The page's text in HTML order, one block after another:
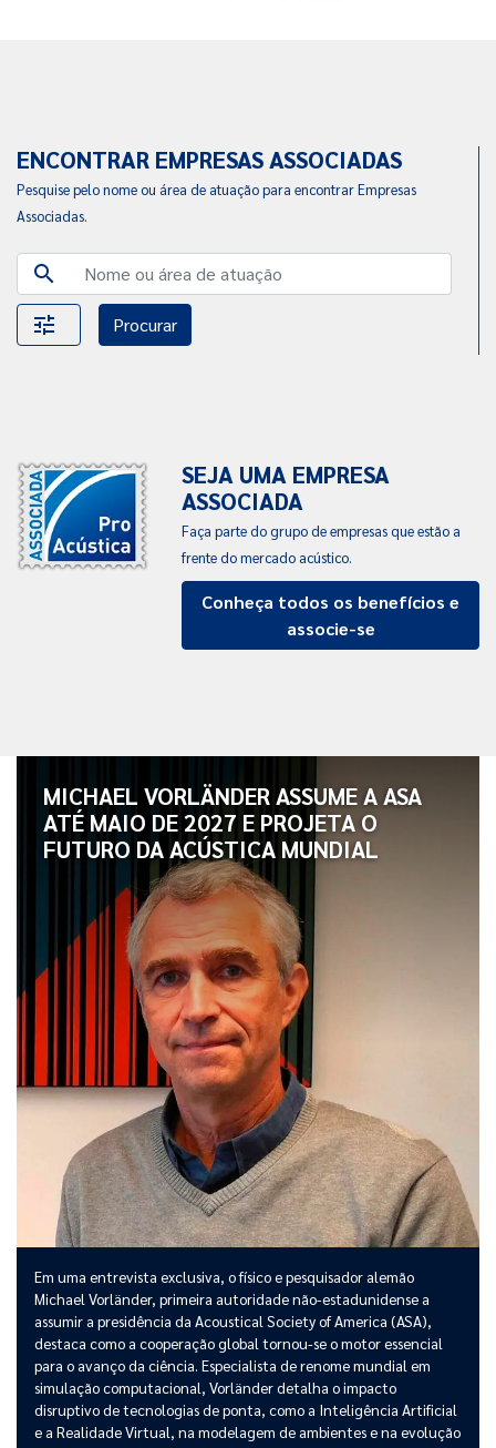
ENCONTRAR EMPRESAS ASSOCIADAS
Pesquise pelo nome ou área de atuação para encontrar Empresas
Associadas.
search
tune
Procurar
SEJA UMA EMPRESA
ASSOCIADA
Faça parte do grupo de empresas que estão a
frente do mercado acústico.
Conheça todos os benefícios e
associe-se
MICHAEL VORLÄNDER ASSUME A ASA
ATÉ MAIO DE 2027 E PROJETA O
FUTURO DA ACÚSTICA MUNDIAL
Em uma entrevista exclusiva, o físico e pesquisador alemão
Michael Vorländer, primeira autoridade não-estadunidense a
assumir a presidência da Acoustical Society of America (ASA),
destaca como a cooperação global tornou-se o motor essencial
para o avanço da ciência. Especialista de renome mundial em
simulação computacional, Vorländer detalha o impacto
disruptivo de tecnologias de ponta, como a Inteligência Artificial
e a Realidade Virtual, na modelagem de ambientes e na evolução